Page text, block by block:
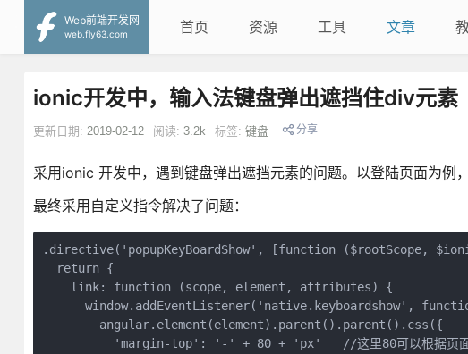
Web前端开发网
web.fly63.com
首页 资源 工具 文章
ionic开发中，输入法键盘弹出遮挡住div元素
更新日期: 2019-02-12 阅读: 3.2k 标签: 键盘 分享
采用ionic 开发中，遇到键盘弹出遮挡元素的问题。以登陆页面为例
最终采用自定义指令解决了问题：
.directive('popupKeyBoardShow', [function ($rootScope,
  return {
    link: function (scope, element, attributes) {
window.addEventListener('native.keyboardshow',
        angular.element(element).parent().parent().css({
'margin-top': '-' + 80 + 'px'   //这里80可以根据页面